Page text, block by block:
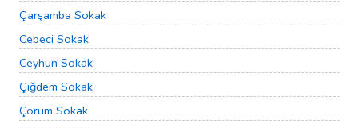
Çarşamba Sokak
Cebeci Sokak
Ceyhun Sokak
Çiğdem Sokak
Çorum Sokak